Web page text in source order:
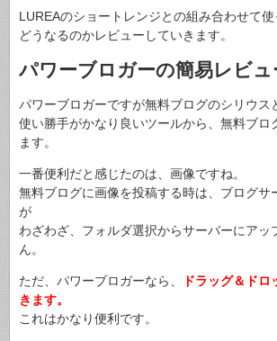
LUREAのショートレンジとの組み合わせて使
どうなるのかレビューしていきます。
パワーブロガーの簡易レビュ
パワーブロガーですが無料ブログのシリウス
使い勝手がかなり良いツールから、無料ブロ
ます。
一番便利だと感じたのは、画像ですね。
無料ブログに画像を投稿する時は、ブログサ
が
わざわざ、フォルダ選択からサーバーにアッ
ん。
ただ、パワーブロガーなら、
ドラッグ＆ド
きます。
これはかなり便利です。